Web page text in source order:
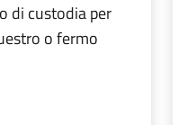
di custodia per
o fermo